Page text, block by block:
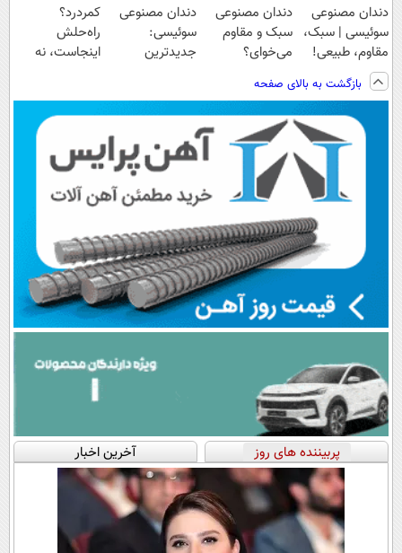
دندان مصنوعی
سوئیسی | سبک،
مقاوم، طبیعی!
ویزیت
رایگان+پرداخت
اقساطی😍
دندان مصنوعی
سبک و مقاوم
می‌خوای؟
هم داریم!😍 |
📍تهران
دندان مصنوعی
سوئیسی:
جدیدترین
پرداخت قسطی
کمردرد؟
راه‌حلش
اینجاست، نه
بازگشت به بالای صفحه
پربیننده های روز آخرین اخبار